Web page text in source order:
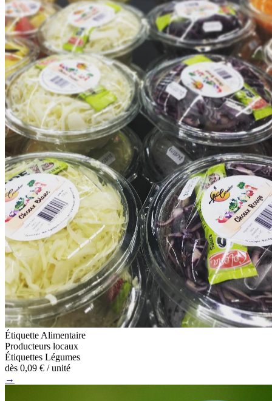
Étiquette Alimentaire
Producteurs locaux
Étiquettes Légumes
dès 0,09 € / unité
→